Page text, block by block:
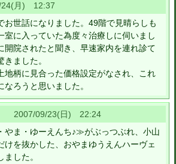
月) 12:37
お世話になりました。49階で見晴らしも
室に入っていた為度々治療しに伺いまし
開院されたと聞き、早速家内を連れ診て
ました。
地柄に見合った価格設定がなされ、これ
ろうと思いました。
2007/09/23(日) 22:24
やま・ゆーえんち♪≫がぶっつぶれ、小山
けを抜かした、おやまゆうえんハーヴェ
した。